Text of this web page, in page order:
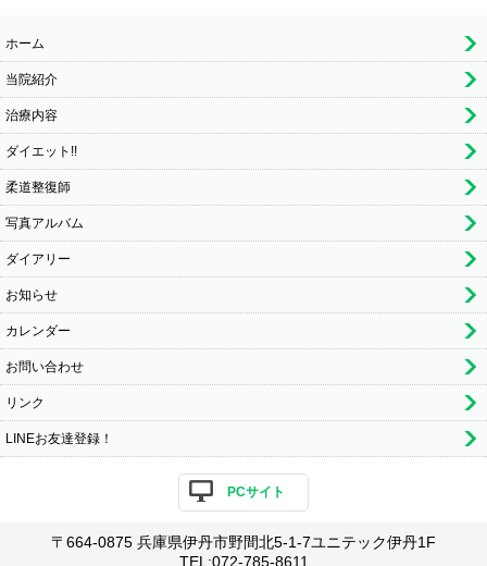
ホーム
当院紹介
治療内容
ダイエット!!
柔道整復師
写真アルバム
ダイアリー
お知らせ
カレンダー
お問い合わせ
リンク
LINEお友達登録！
PCサイト
〒664-0875 兵庫県伊丹市野間北5-1-7ユニテック伊丹1F
TEL:072-785-8611